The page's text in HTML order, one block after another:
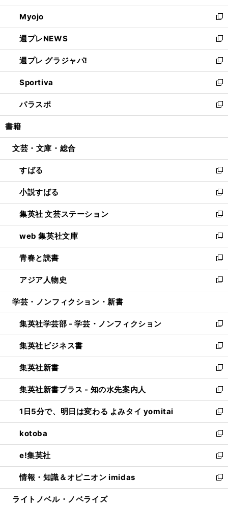
開
く
ウ
で
開
く
ン
ド
ウ
で
開
く
ウ
ィ
ン
ド
ウ
で
開
く
Myojo
新
し
い
ウ
ィ
ン
ド
ウ
で
開
週プレNEWS
新
し
い
ウ
ィ
ン
ド
ウ
開
週プレ グラジャパ!
新
し
い
ウ
ィ
ン
ウ
開
く
Sportiva
新
し
い
ウ
ン
ウ
で
開
く
パラスポ
新
し
ウ
ン
ド
ウ
で
開
く
書籍
文芸・文庫・総合
すばる
新
し
い
ウ
ィ
ン
ド
ウ
で
開
く
小説すばる
新
し
い
ウ
ィ
ン
ド
ウ
で
開
集英社 文芸ステーション
新
し
い
ウ
ィ
ン
ド
ウ
開
く
web 集英社文庫
新
し
い
ウ
ィ
ン
ウ
で
開
く
青春と読書
新
し
い
ウ
ン
ド
ウ
で
開
く
アジア人物史
新
し
ウ
ィ
ン
ド
ウ
で
開
く
学芸・ノンフィクション・新書
集英社学芸部 - 学芸・ノンフィクション
新
し
い
ウ
ィ
ン
ド
ウ
で
開
く
集英社ビジネス書
新
し
い
ウ
ィ
ン
ド
ウ
で
開
く
集英社新書
新
し
い
ウ
ィ
ン
ド
ウ
で
開
く
集英社新書プラス - 知の水先案内人
新
し
い
ウ
ィ
ン
ド
ウ
で
開
1日5分で、明日は変わる よみタイ yomitai
新
し
い
ウ
ィ
ン
ド
ウ
kotoba
新
し
い
ウ
ィ
ン
e!集英社
新
し
い
ウ
情報・知識＆オピニオン imidas
新
し
ライトノベル・ノベライズ